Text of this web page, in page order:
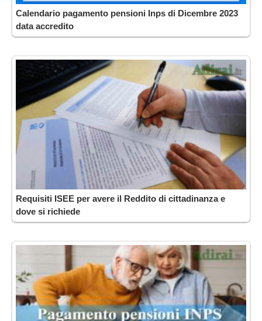
Calendario pagamento pensioni Inps di Dicembre 2023
data accredito
Requisiti ISEE per avere il Reddito di cittadinanza e
dove si richiede